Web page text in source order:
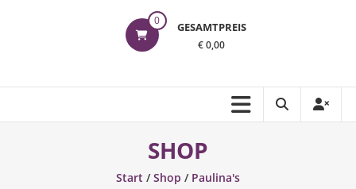
0 GESAMTPREIS
€ 0,00
SHOP
Start /Shop / Paulina's